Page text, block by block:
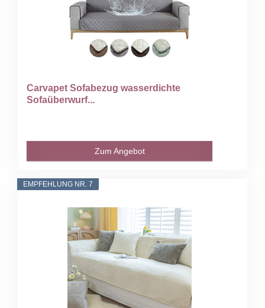
Carvapet Sofabezug wasserdichte
Sofaüberwurf...
Zum Angebot
EMPFEHLUNG NR. 7